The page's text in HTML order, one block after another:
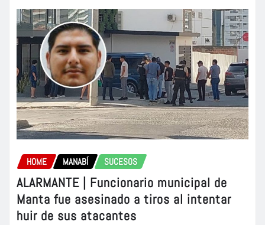
HOME MANABÍ SUCESOS
ALARMANTE | Funcionario municipal de
Manta fue asesinado a tiros al intentar
huir de sus atacantes